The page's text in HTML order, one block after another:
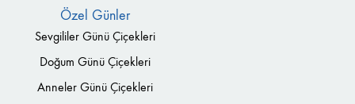
Özel Günler
Sevgililer Günü Çiçekleri
Doğum Günü Çiçekleri
Anneler Günü Çiçekleri